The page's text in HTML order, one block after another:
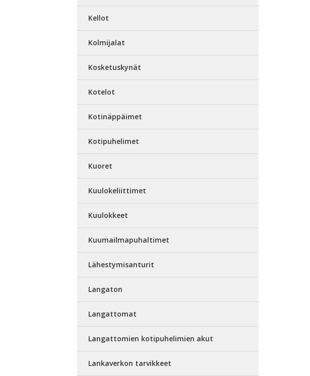
Kellot
Kolmijalat
Kosketuskynät
Kotelot
Kotinäppäimet
Kotipuhelimet
Kuoret
Kuulokeliittimet
Kuulokkeet
Kuumailmapuhaltimet
Lähestymisanturit
Langaton
Langattomat
Langattomien kotipuhelimien akut
Lankaverkon tarvikkeet